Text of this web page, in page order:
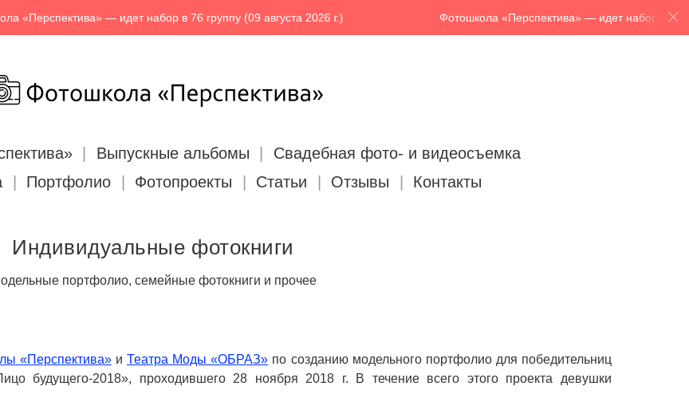
Выпускные альбомы
Свадебная фото- и видеосъемка
Портфолио Фотопроекты Статьи Отзывы Контакты
Индивидуальные фотокниги
портфолио, семейные фотокниги и прочее
«Перспектива»и Театра Моды «ОБРАЗ» по созданию модельного портфолио для победительниц
будущего-2018», проходившего 28 ноября 2018 г. В течение всего этого проекта девушки
— идет набор в 76 группу (09 августа 2026 г.) Фотошкола «Перспектива» — идет набор в 76 группу (09